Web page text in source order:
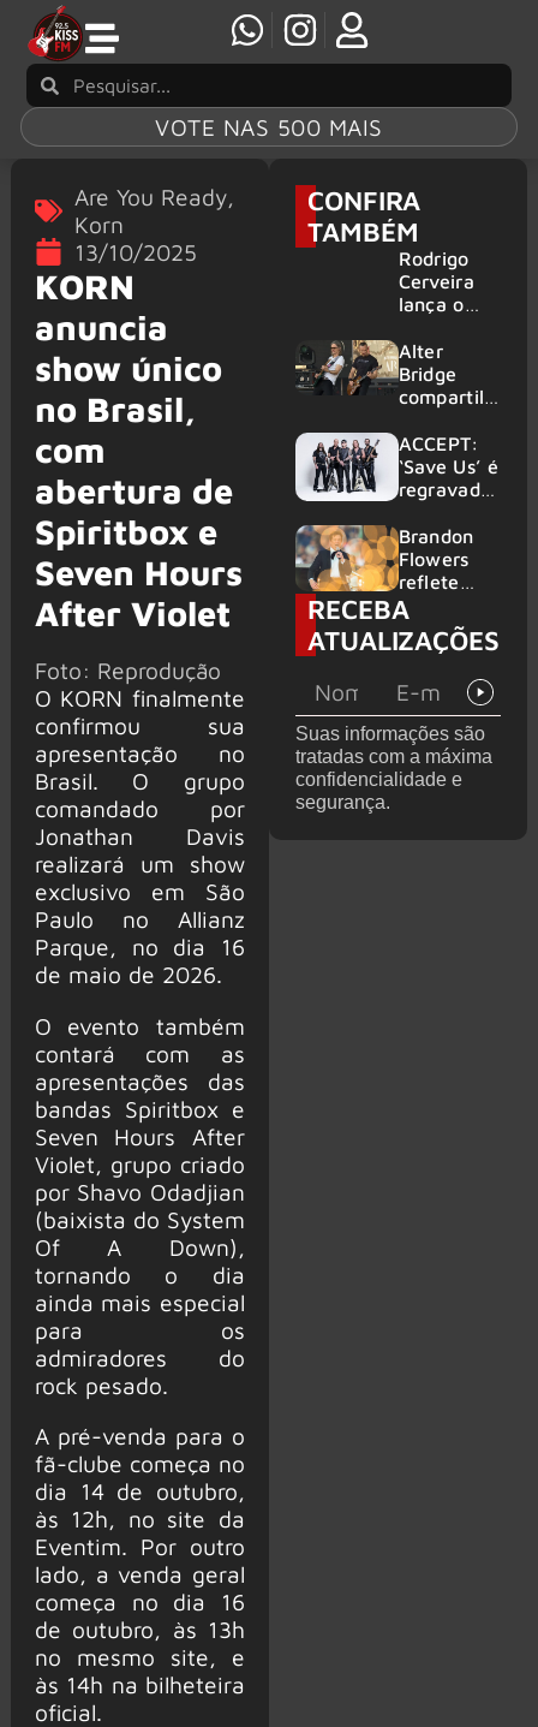
VOTE NAS 500 MAIS
Are You Ready,
Korn
13/10/2025
KORN
anuncia
show único
no Brasil,
com
abertura de
Spiritbox e
Seven Hours
After Violet
Foto: Reprodução
O KORN finalmente
confirmou sua
apresentação no
Brasil. O grupo
comandado por
Jonathan Davis
realizará um show
exclusivo em São
Paulo no Allianz
Parque, no dia 16
de maio de 2026.
O evento também
contará com as
apresentações das
bandas Spiritbox e
Seven Hours After
Violet, grupo criado
por Shavo Odadjian
(baixista do System
Of A Down),
tornando o dia
ainda mais especial
para os
admiradores do
rock pesado.
A pré-venda para o
fã-clube começa no
dia 14 de outubro,
às 12h, no site da
Eventim. Por outro
lado, a venda geral
começa no dia 16
de outubro, às 13h
no mesmo site, e
às 14h na bilheteira
oficial.
CONFIRA
TAMBÉM
Rodrigo
Cerveira
lança o
Searcher”
Alter
Bridge
compartilh
vivo de
“Fortress”
gravada
am Ring
2026
ACCEPT:
‘Save Us’ é
regravada
membros
do GHOST
e KORN
Brandon
Flowers
reflete
sobre o
futuro e
levanta
de de
deixar os
palcos
RECEBA
ATUALIZAÇÕES
Suas informações são
tratadas com a máxima
confidencialidade e
segurança.